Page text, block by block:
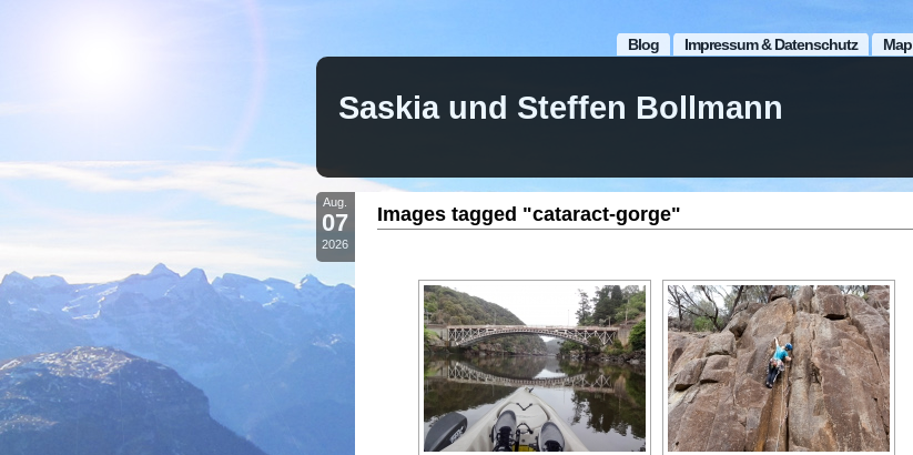
Map
Impressum & Datenschutz
Blog
Saskia und Steffen Bollmann
Aug.
07
2026
Images tagged "cataract-gorge"